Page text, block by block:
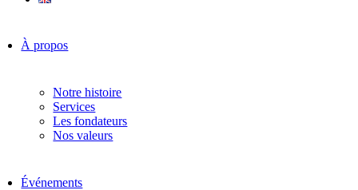
À propos
Notre histoire
Services
Les fondateurs
Nos valeurs
Événements